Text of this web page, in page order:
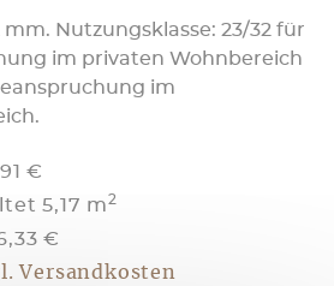
Nutzungsklasse: 23/32 für
im privaten Wohnbereich
im
€
5,17 m2
€
Versandkosten